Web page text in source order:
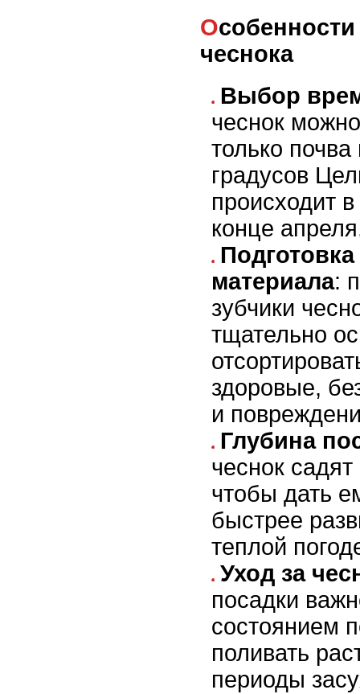
Особенности весенней посадки
чеснока
Выбор
чеснок
только
градусов
происходит
конце
материала:
зубчики
тщательно
здоровые,
и
Глубина
чеснок
чтобы дать
быстрее
теплой
Уход за
посадки
состоянием
поливать
периоды